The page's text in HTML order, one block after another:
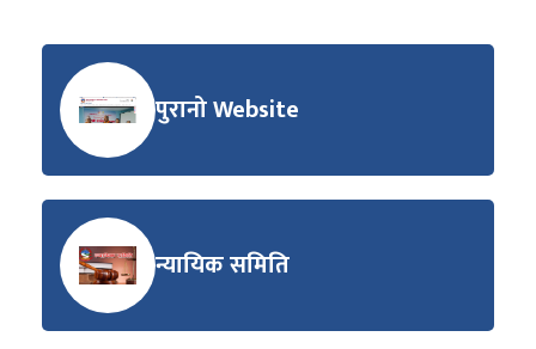
पुरानो Website
न्यायिक समिति